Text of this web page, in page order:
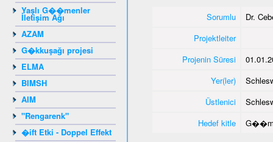
Yaşlı G��menler
İletişim Ağı
AZAM
G�kkuşağı projesi
ELMA
BIMSH
AIM
"Rengarenk"
�ift Etki - Doppel Effekt
Sorumlu
Dr.
Projektleiter
Projenin Süresi
Yer(ler)
Üstlenici
Hedef kitle